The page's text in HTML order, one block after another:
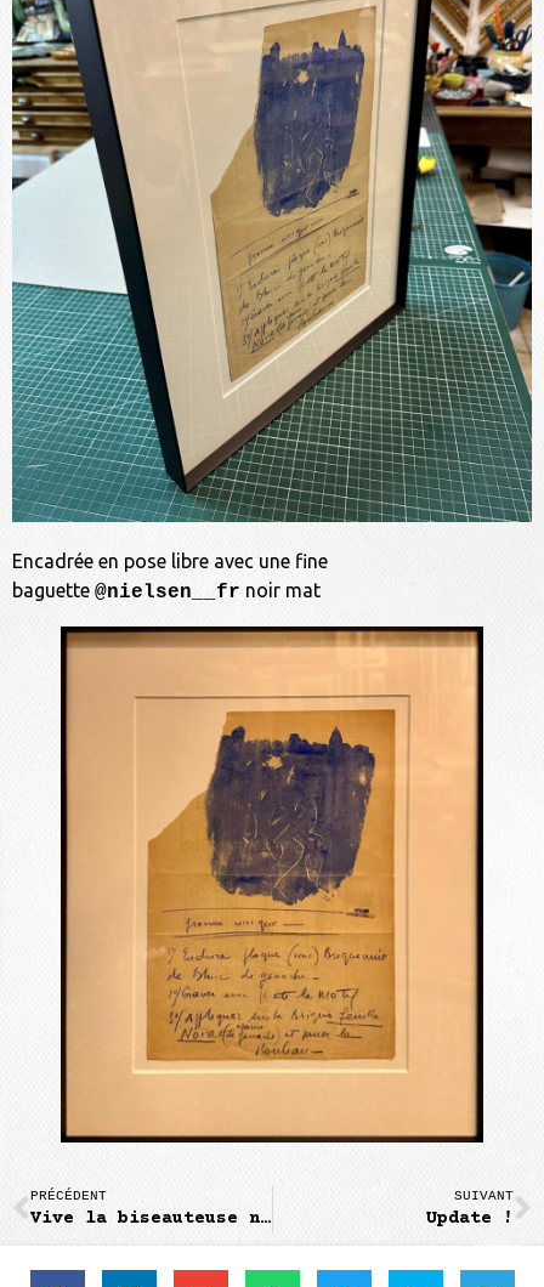
Encadrée en pose libre avec une fine
baguette @nielsen__fr noir mat
PRÉCÉDENT
Vive la biseauteuse numérique!
SUIVANT
Update !